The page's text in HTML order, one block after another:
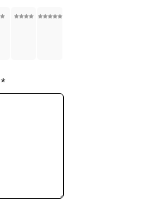
4 5
*